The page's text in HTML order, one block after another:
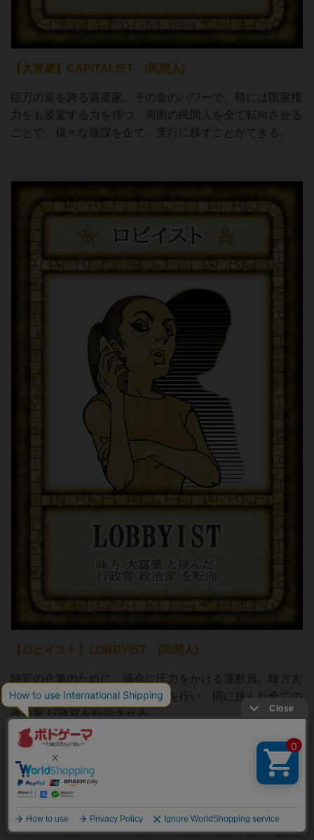
【大富豪】CAPITALIST (民間人)
巨万の富を誇る資産家。その金のパワーで、時には国家権
力をも凌駕する力を持つ。周囲の民間人を全て転向させる
ことで、様々な陰謀を企て、実行に移すことができる。
【ロビイスト】LOBBYIST (民間人)
特定の企業のために、議会に圧力をかける運動員。味方大
富豪の命令を受け、ロビー活動を行い、間に挟んだ全ての
政治家 行政官を転向させる。